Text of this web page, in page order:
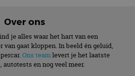
Over ons
je alles waar het hart van een
gaat kloppen. In beeld én geluid,
Ons team levert je het laatste
en nog veel meer.